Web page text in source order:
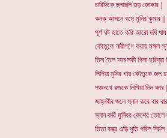
চারিদিকে হুলাহুলি জয় জোকার |
কনক আসনে বসে মুনির কুমার ||
পূর্ণ ঘট হাতে করি আরো দধি
কৌতুকে নারীগণে করায় মঙ্গল
তিল তৈল আমলকী গিলা হরিদ্রা
লিপিয়া মুনির গায় কৌতুকে জল
পঞ্চনখে রজকে লিপিয়া দিল ক্ষার |
জাহ্নবীর জলে স্নান করে বার
স্নান করি মুনিবর কেশের
তিতা বস্ত্র এড়ি ধুতি পরিল নির্মল